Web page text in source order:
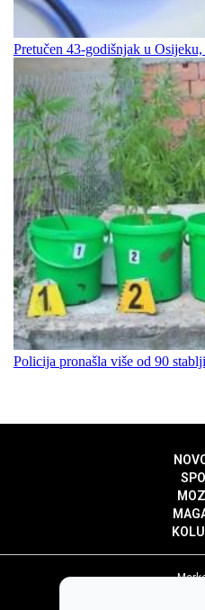
Pretučen 43-godišnjak u
Policija pronašla više od 90